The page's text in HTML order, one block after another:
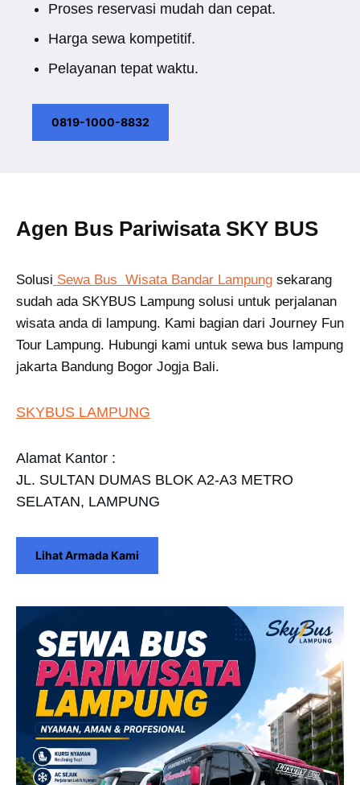
Proses reservasi mudah dan cepat.
Harga sewa kompetitif.
Pelayanan tepat waktu.
0819-1000-8832
Agen Bus Pariwisata SKY BUS
Solusi Sewa Bus Wisata Bandar Lampung sekarang
sudah ada SKYBUS Lampung solusi untuk perjalanan
wisata anda di lampung. Kami bagian dari Journey Fun
Tour Lampung. Hubungi kami untuk sewa bus lampung
jakarta Bandung Bogor Jogja Bali.
SKYBUS LAMPUNG
Alamat Kantor :
JL. SULTAN DUMAS BLOK A2-A3 METRO
SELATAN, LAMPUNG
Lihat Armada Kami